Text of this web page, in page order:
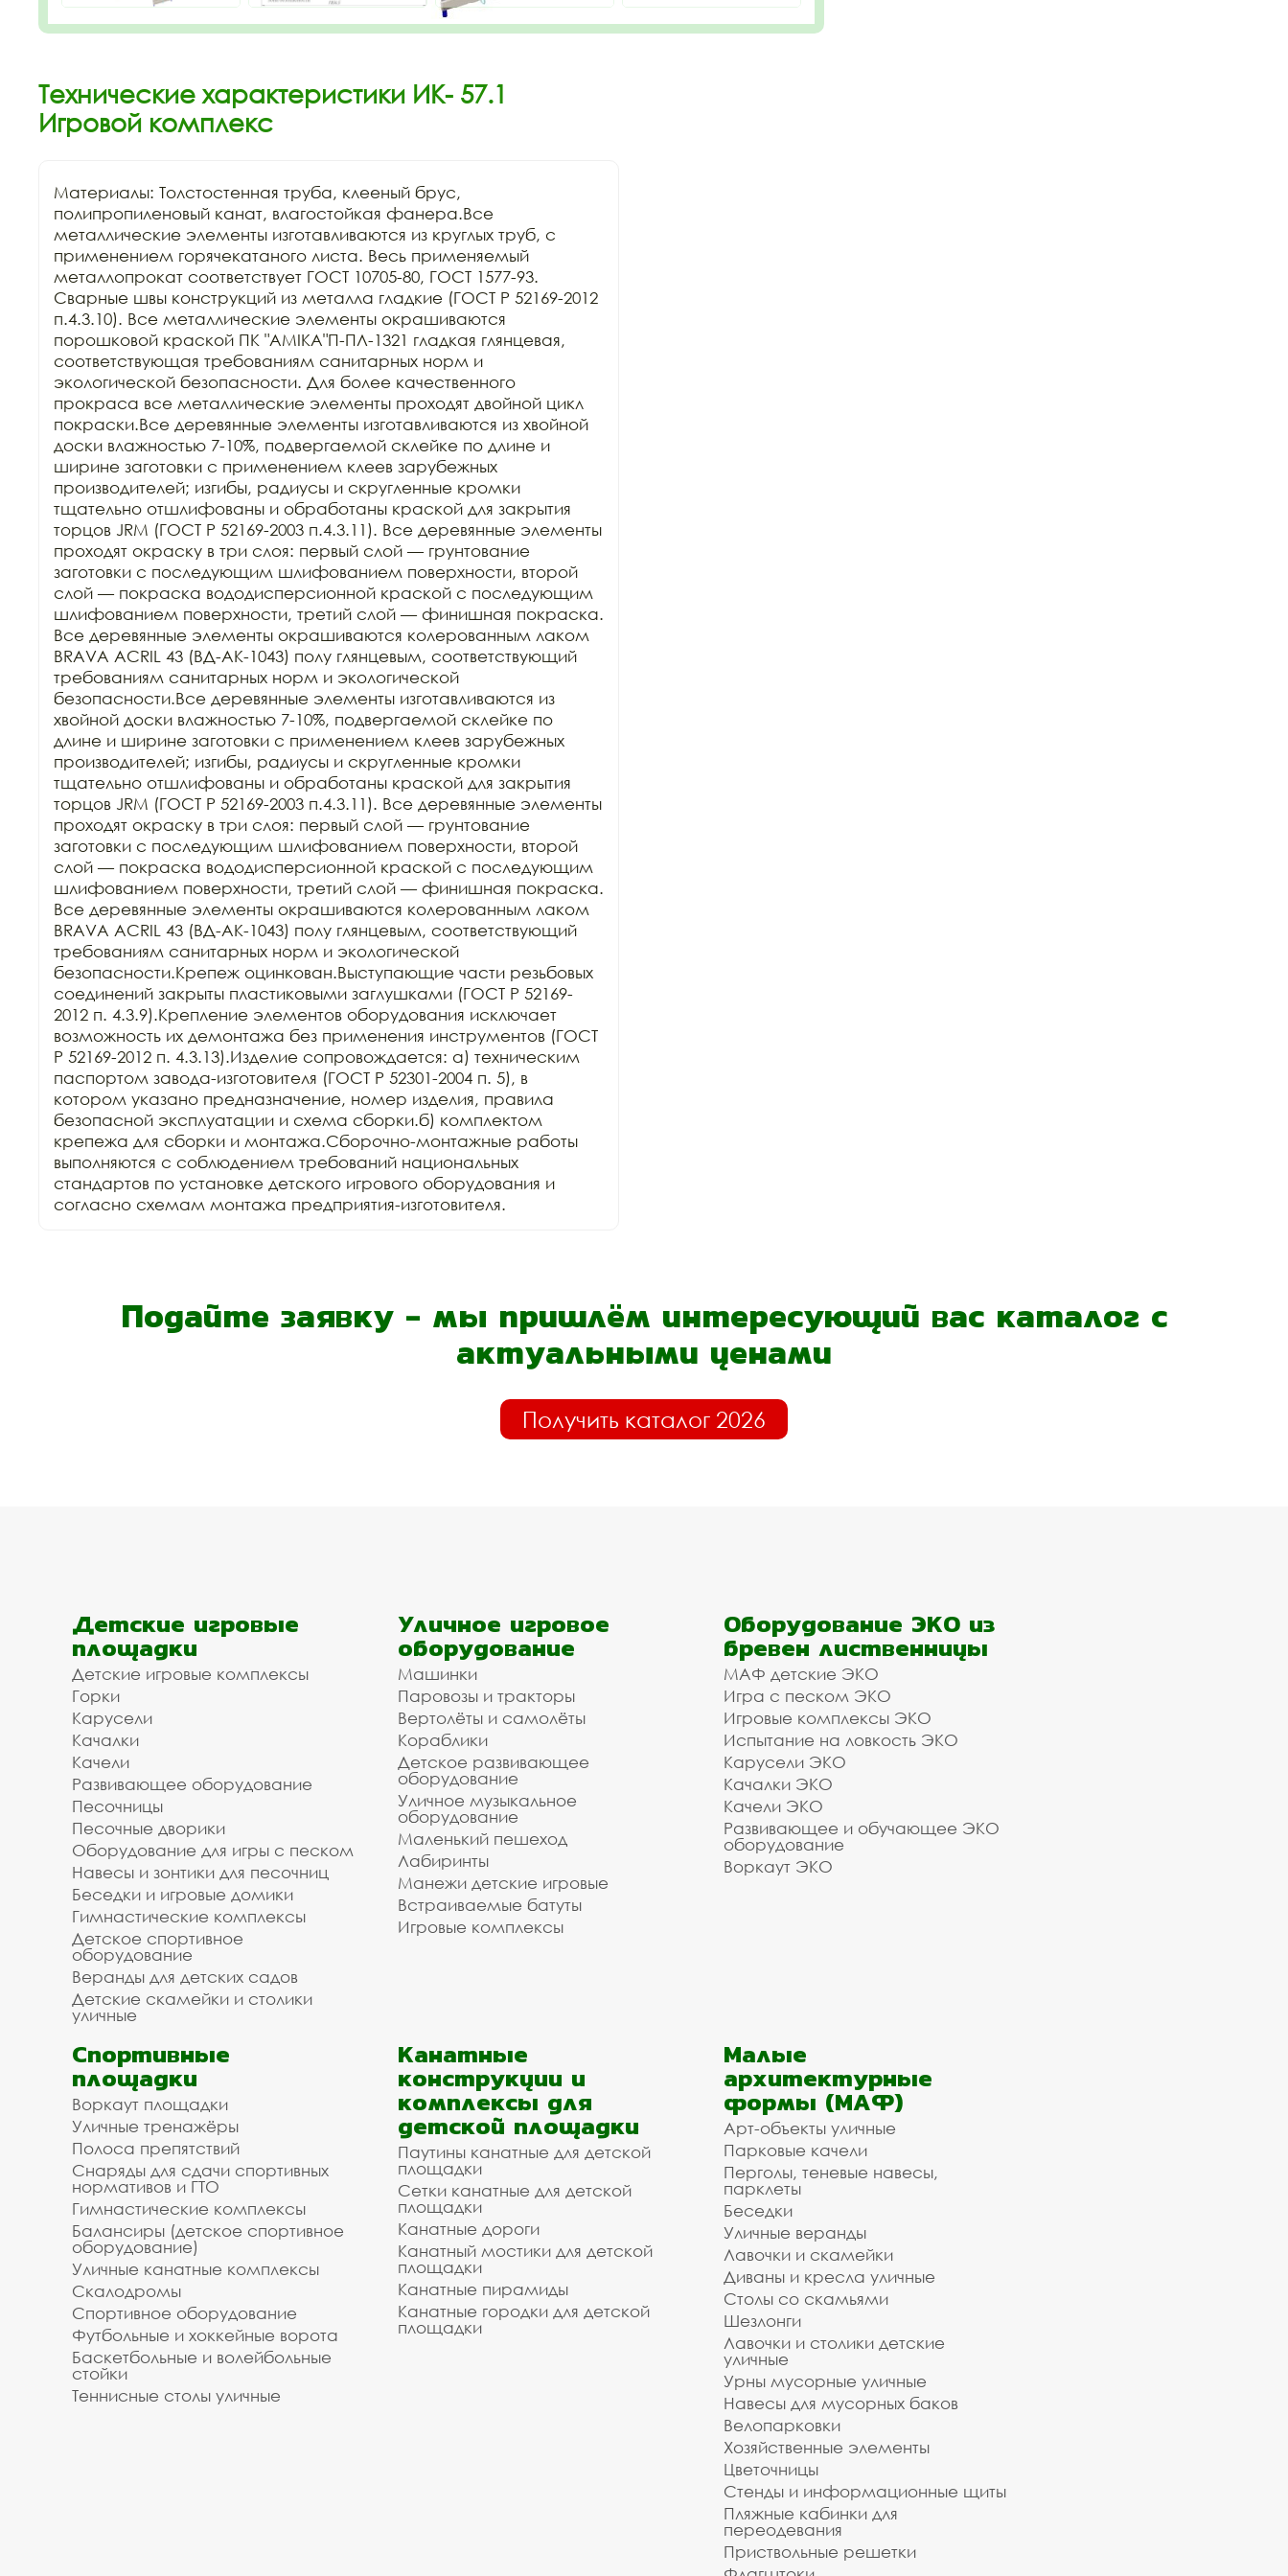
Технические характеристики ИК- 57.1
Игровой комплекс
Материалы: Толстостенная труба, клееный брус,
полипропиленовый канат, влагостойкая фанера.Все
металлические элементы изготавливаются из круглых труб, с
применением горячекатаного листа. Весь применяемый
металлопрокат соответствует ГОСТ 10705-80, ГОСТ 1577-93.
Сварные швы конструкций из металла гладкие (ГОСТ Р 52169-2012
п.4.3.10). Все металлические элементы окрашиваются
порошковой краской ПК "АМIKA"П-ПЛ-1321 гладкая глянцевая,
соответствующая требованиям санитарных норм и
экологической безопасности. Для более качественного
прокраса все металлические элементы проходят двойной цикл
покраски.Все деревянные элементы изготавливаются из хвойной
доски влажностью 7-10%, подвергаемой склейке по длине и
ширине заготовки с применением клеев зарубежных
производителей; изгибы, радиусы и скругленные кромки
тщательно отшлифованы и обработаны краской для закрытия
торцов JRM (ГОСТ Р 52169-2003 п.4.3.11). Все деревянные элементы
проходят окраску в три слоя: первый слой — грунтование
заготовки с последующим шлифованием поверхности, второй
слой — покраска вододисперсионной краской с последующим
шлифованием поверхности, третий слой — финишная покраска.
Все деревянные элементы окрашиваются колерованным лаком
BRAVA ACRIL 43 (ВД-АК-1043) полу глянцевым, соответствующий
требованиям санитарных норм и экологической
безопасности.Все деревянные элементы изготавливаются из
хвойной доски влажностью 7-10%, подвергаемой склейке по
длине и ширине заготовки с применением клеев зарубежных
производителей; изгибы, радиусы и скругленные кромки
тщательно отшлифованы и обработаны краской для закрытия
торцов JRM (ГОСТ Р 52169-2003 п.4.3.11). Все деревянные элементы
проходят окраску в три слоя: первый слой — грунтование
заготовки с последующим шлифованием поверхности, второй
слой — покраска вододисперсионной краской с последующим
шлифованием поверхности, третий слой — финишная покраска.
Все деревянные элементы окрашиваются колерованным лаком
BRAVA ACRIL 43 (ВД-АК-1043) полу глянцевым, соответствующий
требованиям санитарных норм и экологической
безопасности.Крепеж оцинкован.Выступающие части резьбовых
соединений закрыты пластиковыми заглушками (ГОСТ Р 52169-
2012 п. 4.3.9).Крепление элементов оборудования исключает
возможность их демонтажа без применения инструментов (ГОСТ
Р 52169-2012 п. 4.3.13).Изделие сопровождается: а) техническим
паспортом завода-изготовителя (ГОСТ Р 52301-2004 п. 5), в
котором указано предназначение, номер изделия, правила
безопасной эксплуатации и схема сборки.б) комплектом
крепежа для сборки и монтажа.Сборочно-монтажные работы
выполняются с соблюдением требований национальных
стандартов по установке детского игрового оборудования и
согласно схемам монтажа предприятия-изготовителя.
Подайте заявку - мы пришлём интересующий вас каталог с
актуальными ценами
Получить каталог 2026
Детские игровые
площадки
Детские игровые комплексы
Горки
Карусели
Качалки
Качели
Развивающее оборудование
Песочницы
Песочные дворики
Оборудование для игры с песком
Навесы и зонтики для песочниц
Беседки и игровые домики
Гимнастические комплексы
Детское спортивное
оборудование
Веранды для детских садов
Детские скамейки и столики
уличные
Уличное игровое
оборудование
Машинки
Паровозы и тракторы
Вертолёты и самолёты
Кораблики
Детское развивающее
оборудование
Уличное музыкальное
оборудование
Маленький пешеход
Лабиринты
Манежи детские игровые
Встраиваемые батуты
Игровые комплексы
Оборудование ЭКО из
бревен лиственницы
МАФ детские ЭКО
Игра с песком ЭКО
Игровые комплексы ЭКО
Испытание на ловкость ЭКО
Карусели ЭКО
Качалки ЭКО
Качели ЭКО
Развивающее и обучающее ЭКО
оборудование
Воркаут ЭКО
Спортивные
площадки
Воркаут площадки
Уличные тренажёры
Полоса препятствий
Снаряды для сдачи спортивных
нормативов и ГТО
Гимнастические комплексы
Балансиры (детское спортивное
оборудование)
Уличные канатные комплексы
Скалодромы
Спортивное оборудование
Футбольные и хоккейные ворота
Баскетбольные и волейбольные
стойки
Теннисные столы уличные
Канатные
конструкции и
комплексы для
детской площадки
Паутины канатные для детской
площадки
Сетки канатные для детской
площадки
Канатные дороги
Канатный мостики для детской
площадки
Канатные пирамиды
Канатные городки для детской
площадки
Малые
архитектурные
формы (МАФ)
Арт-объекты уличные
Парковые качели
Перголы, теневые навесы,
парклеты
Беседки
Уличные веранды
Лавочки и скамейки
Диваны и кресла уличные
Столы со скамьями
Шезлонги
Лавочки и столики детские
уличные
Урны мусорные уличные
Навесы для мусорных баков
Велопарковки
Хозяйственные элементы
Цветочницы
Стенды и информационные щиты
Пляжные кабинки для
переодевания
Приствольные решетки